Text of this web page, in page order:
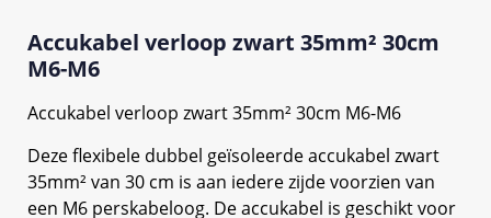
Accukabel verloop zwart 35mm² 30cm
M6-M6
Accukabel verloop zwart 35mm² 30cm M6-M6
Deze flexibele dubbel geïsoleerde accukabel zwart
35mm² van 30 cm is aan iedere zijde voorzien van
een M6 perskabeloog. De accukabel is geschikt voor